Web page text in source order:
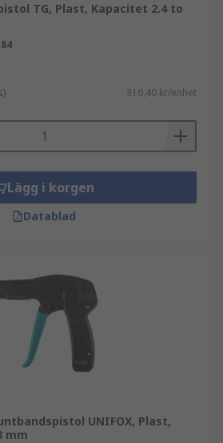
TG, Plast, Kapacitet 2.4 to
316,40 kr/enhet
Lägg i korgen
Datablad
UNIFOX, Plast,
mm